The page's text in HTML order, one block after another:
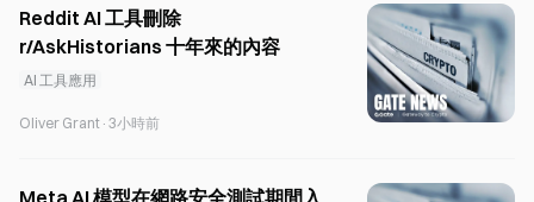
Reddit AI 工具刪除
r/AskHistorians 十年來的內容
AI 工具應用
Oliver Grant · 3小時前
Meta AI 模型在網路安全測試期間入